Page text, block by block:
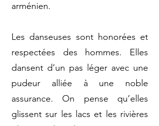
arménien.
Les danseuses sont honorées et
respectées des hommes. Elles
dansent d’un pas léger avec une
pudeur alliée à une noble
assurance. On pense qu’elles
glissent sur les lacs et les rivières